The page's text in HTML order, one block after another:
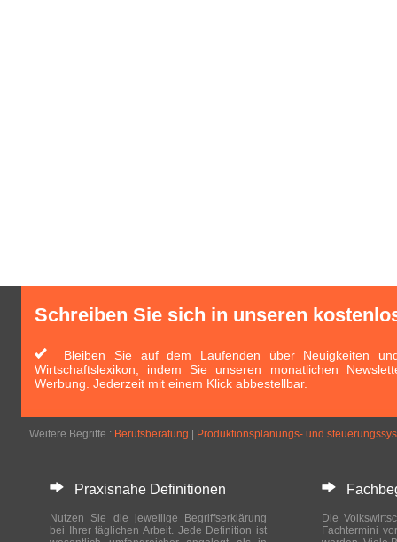
Schreiben Sie sich in unseren
Bleiben Sie auf dem Laufenden über Neuigkeiten
Wirtschaftslexikon, indem Sie unseren monatlichen
Werbung. Jederzeit mit einem Klick abbestellbar.
Weitere Begriffe : Berufsberatung Produktionsplanungs- und
Praxisnahe Definitionen
Nutzen Sie die jeweilige Begriffserklärung
bei Ihrer täglichen Arbeit. Jede Definition ist
Die
Fachtermini